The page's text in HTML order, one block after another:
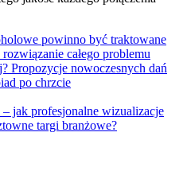
powinno być traktowane
całego problemu
Propozycje nowoczesnych dań
po chrzcie
jak profesjonalne wizualizacje
targi branżowe?